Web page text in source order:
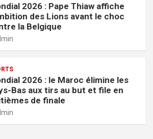
2026 : Pape Thiaw affiche
des Lions avant le choc
la Belgique
2026 : le Maroc élimine les
Bas aux tirs au but et file en
de finale